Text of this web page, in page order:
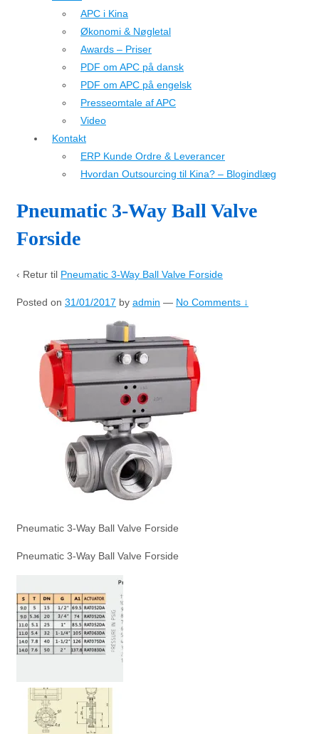
APC i Kina
Økonomi & Nøgletal
Awards – Priser
PDF om APC på dansk
PDF om APC på engelsk
Presseomtale af APC
Video
Kontakt
ERP Kunde Ordre & Leverancer
Hvordan Outsourcing til Kina? – Blogindlæg
Pneumatic 3-Way Ball Valve
Forside
‹ Retur til Pneumatic 3-Way Ball Valve Forside
Posted on 31/01/2017 by admin — No Comments ↓
Pneumatic 3-Way Ball Valve Forside
Pneumatic 3-Way Ball Valve Forside